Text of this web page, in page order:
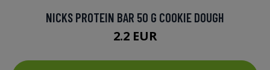
NICKS PROTEIN BAR 50 G COOKIE DOUGH
2.2 EUR